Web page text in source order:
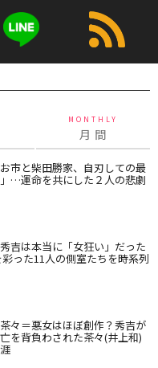
MONTHLY
月 間
お市と柴田勝家、自刃しての最
…運命を共にした２人の悲劇
秀吉は本当に「女狂い」だった
った11人の側室たちを時系列
茶々＝悪女はほぼ創作？秀吉が
を背負わされた茶々(井上和)